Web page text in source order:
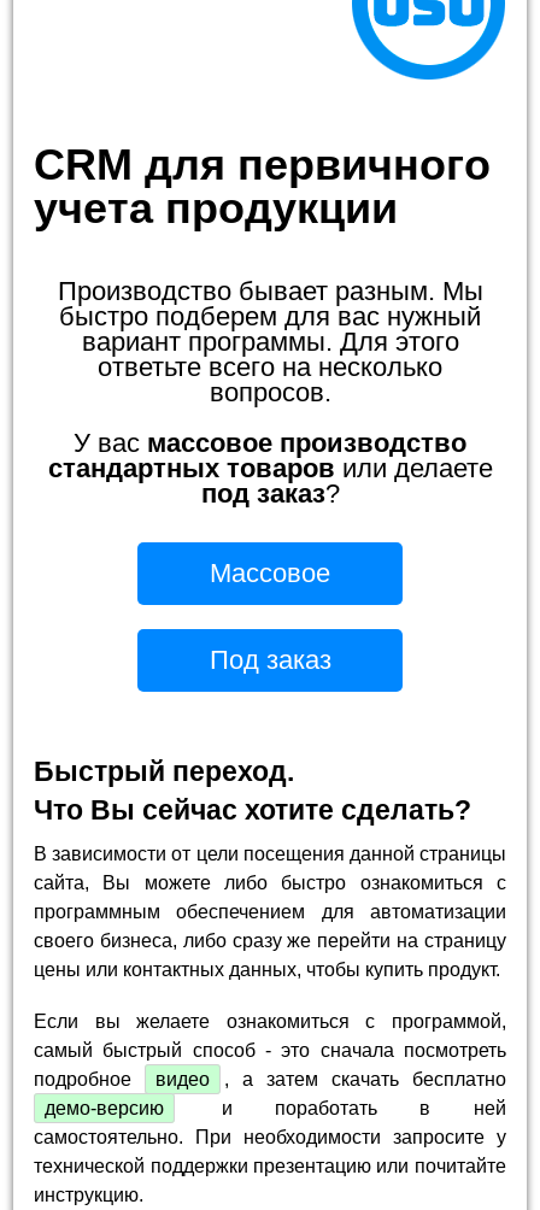
CRM для первичного
учета продукции
Производство бывает разным. Мы
быстро подберем для вас нужный
вариант программы. Для этого
ответьте всего на несколько
вопросов.
У вас массовое производство
стандартных товаров или делаете
под заказ?
Массовое
Под заказ
Быстрый переход.
Что Вы сейчас хотите сделать?
В зависимости от цели посещения данной страницы
сайта, Вы можете либо быстро ознакомиться с
программным обеспечением для автоматизации
своего бизнеса, либо сразу же перейти на страницу
цены или контактных данных, чтобы купить продукт.
Если вы желаете ознакомиться с программой,
самый быстрый способ - это сначала посмотреть
подробное
видео
, а затем скачать бесплатно
демо-версию
и поработать в ней
самостоятельно. При необходимости запросите у
технической поддержки презентацию или почитайте
инструкцию.